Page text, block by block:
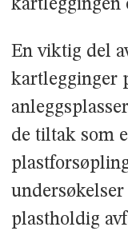
kartleggingen
En viktig del
kartlegginger
de tiltak som
plastholdig